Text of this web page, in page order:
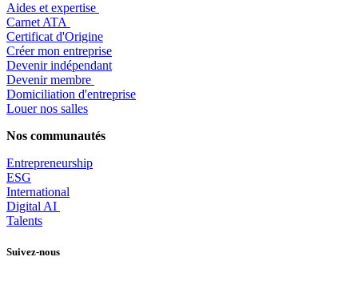
Aides et expertise
​Carnet ATA
Certificat d'Origine
Créer mon entreprise
Devenir indépendant
Devenir membre
​Domiciliation d'entreprise
Louer nos salles
Nos communautés
Entrepreneurship
ESG
International
Digital AI
Talents
Suivez-nous